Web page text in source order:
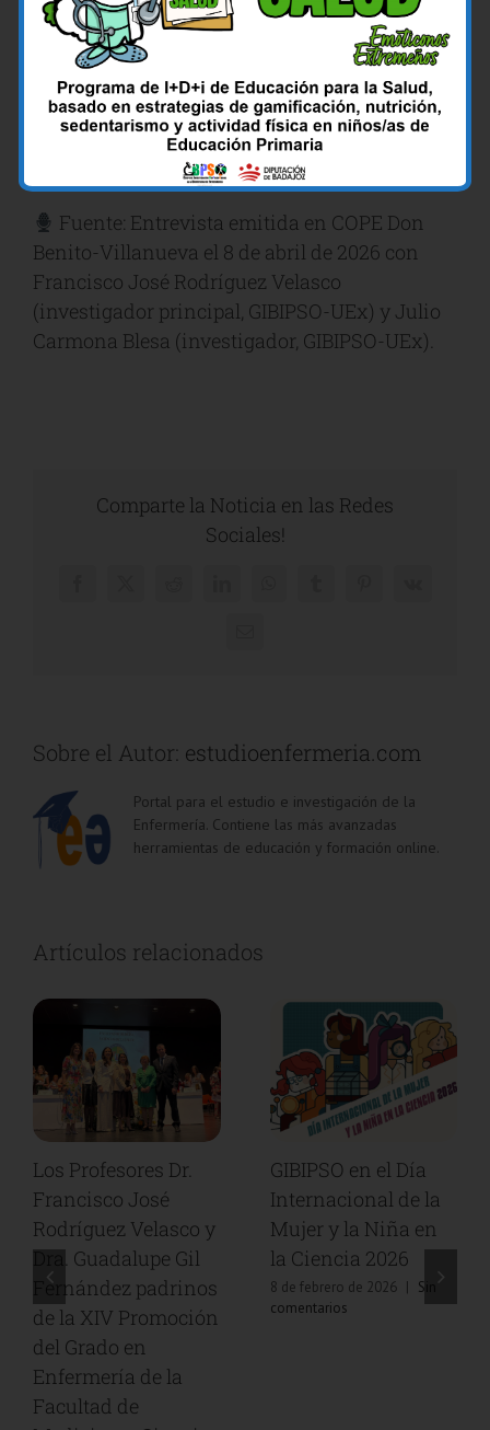
siempre requiere grandes infraestructuras: a veces basta con
escuchar a los niños, hablar su idioma y darles un motivo para
moverse.
Un videojuego extremeño, una comunidad educativa
comprometida y una familia que juega junta. Así se construyen
los hábitos que duran toda la vida.
Fuente: Entrevista emitida en COPE Don
Benito-Villanueva el 8 de abril de 2026 con
Francisco José Rodríguez Velasco
(investigador principal, GIBIPSO-UEx) y Julio
Carmona Blesa (investigador, GIBIPSO-UEx).
Comparte la Noticia en las Redes
Sociales!
Sobre el Autor: estudioenfermeria.com
Portal para el estudio e investigación de la
Enfermería. Contiene las más avanzadas
herramientas de educación y formación online.
Artículos relacionados
Los Profesores Dr.
Francisco José
Rodríguez Velasco y
Dra. Guadalupe Gil
Fernández padrinos
de la XIV Promoción
del Grado en
Enfermería de la
Facultad de
GIBIPSO en el Día
Internacional de la
Mujer y la Niña en
la Ciencia 2026
8 de febrero de 2026 | Sin
comentarios